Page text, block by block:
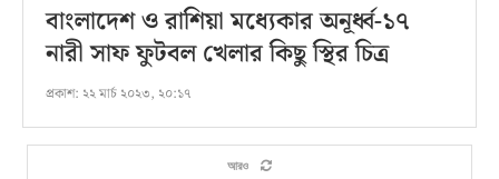
বাংলাদেশ ও রাশিয়া মধ্যেকার অনূর্ধ্ব-১৭
নারী সাফ ফুটবল খেলার কিছু স্থির চিত্র
প্রকাশ: ২২ মার্চ ২০২৩, ২০:১৭
আরও